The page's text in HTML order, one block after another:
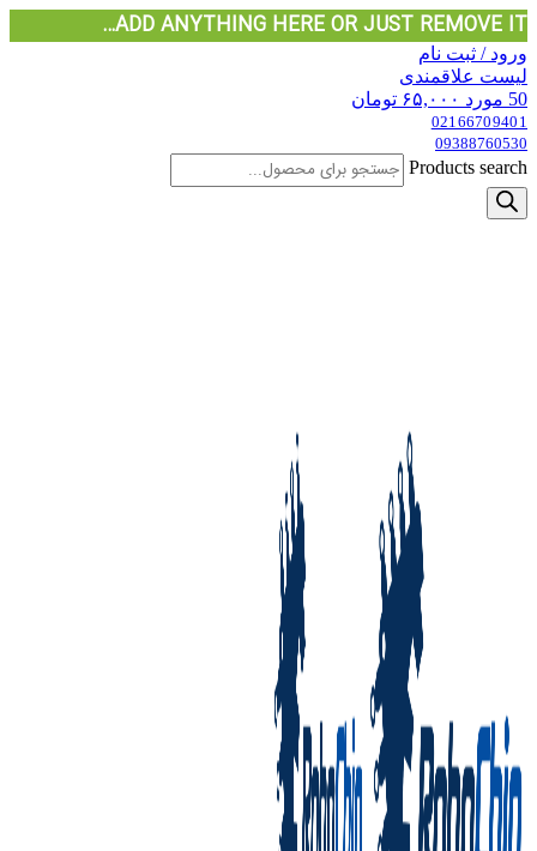
ADD ANYTHING HERE OR JUST REMOVE IT…
ورود / ثبت نام
لیست علاقمندی
50 مورد ۶۵,۰۰۰ تومان
02166709401
09388760530
Products search